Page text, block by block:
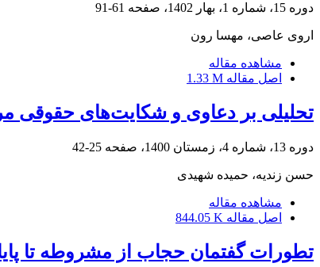
دوره 15، شماره 1، بهار 1402، صفحه 61-91
اروی عاصی، مهسا رون
مشاهده مقاله
اصل مقاله 1.33 M
تحلیلی بر دعاوی و شکایت‌های حقوقی مردم
دوره 13، شماره 4، زمستان 1400، صفحه 25-42
حسن زندیه، حمیده شهیدی
مشاهده مقاله
اصل مقاله 844.05 K
تطورات گفتمان حجاب از مشروطه تا پایان پهلوی